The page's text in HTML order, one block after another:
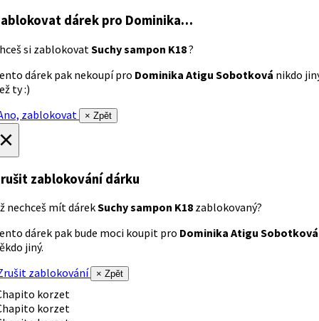
dárek pro Dominika…
si zablokovatSuchy sampon K18?
dárek pak nekoupí pro Dominika Atigu Sobotková nikdo
ty :)
zablokovat
× Zpět
zablokování dárku
nechceš mít dárekSuchy sampon K18 zablokovaný?
dárek pak bude moci koupit pro Dominika Atigu Sobotková
jiný.
zablokování
× Zpět